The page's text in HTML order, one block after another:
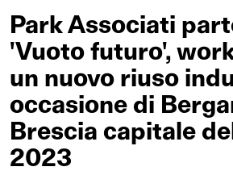
Park Associati
'Vuoto futuro',
un nuovo riuso
occasione di
Brescia capitale
2023